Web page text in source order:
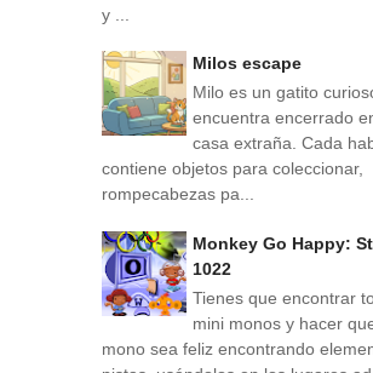
y ...
Milos escape
Milo es un gatito
encuentra encerrado
casa extraña. Cada
contiene objetos para coleccionar,
rompecabezas pa...
Monkey Go Happy:
1022
Tienes que encontrar
mini monos y hacer
mono sea feliz encontrando